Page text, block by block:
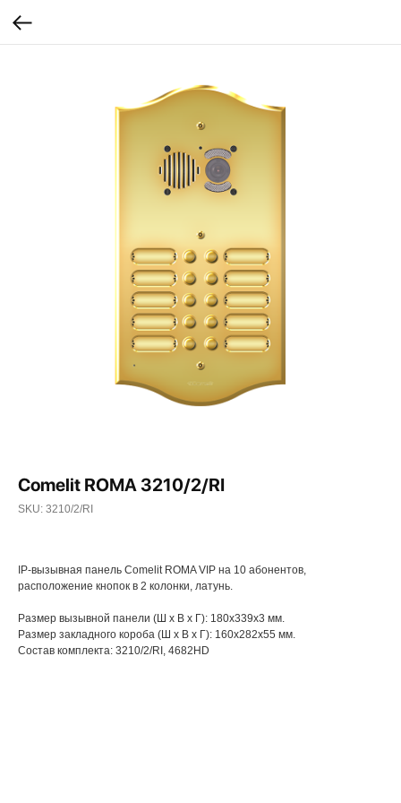
Comelit ROMA 3210/2/RI
SKU: 3210/2/RI
IP-вызывная панель Comelit ROMA VIP на 10 абонентов,
расположение кнопок в 2 колонки, латунь.
Размер вызывной панели (Ш х В х Г): 180х339x3 мм.
Размер закладного короба (Ш х В х Г): 160x282x55 мм.
Состав комплекта: 3210/2/RI, 4682HD